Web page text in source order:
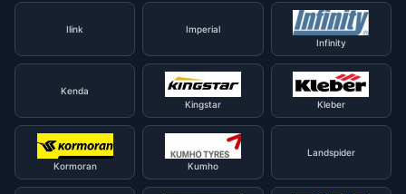
Ilink
Imperial
Infinity
Kenda
Kingstar
Kleber
Kormoran Kumho
Landspider